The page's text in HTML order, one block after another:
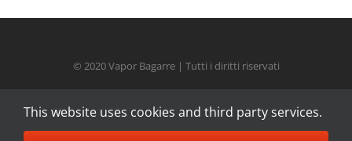
© 2020 Vapor Bagarre | Tutti i diritti riservati
FacebookInstagram
TwitchYouTube
This website uses cookies and third party services.